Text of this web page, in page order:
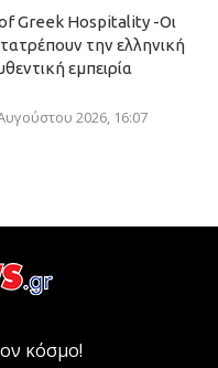
Greek Hospitality -Οι
την ελληνική
εμπειρία
2026, 16:07
κόσμο!